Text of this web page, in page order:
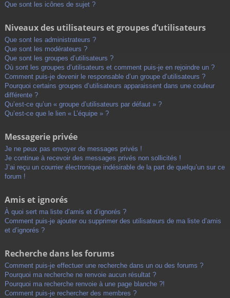
Que sont les icônes de sujet ?
Niveaux des utilisateurs et groupes d’utilisateurs
Que sont les administrateurs ?
Que sont les modérateurs ?
Que sont les groupes d’utilisateurs ?
Où sont les groupes d’utilisateurs et comment puis-je en rejoindre un ?
Comment puis-je devenir le responsable d’un groupe d’utilisateurs ?
Pourquoi certains groupes d’utilisateurs apparaissent dans une couleur
différente ?
Qu’est-ce qu’un « groupe d’utilisateurs par défaut » ?
Qu’est-ce que le lien « L’équipe » ?
Messagerie privée
Je ne peux pas envoyer de messages privés !
Je continue à recevoir des messages privés non sollicités !
J’ai reçu un courrier électronique indésirable de la part de quelqu’un sur ce
forum !
Amis et ignorés
À quoi sert ma liste d’amis et d’ignorés ?
Comment puis-je ajouter ou supprimer des utilisateurs de ma liste d’amis
et d’ignorés ?
Recherche dans les forums
Comment puis-je effectuer une recherche dans un ou des forums ?
Pourquoi ma recherche ne renvoie aucun résultat ?
Pourquoi ma recherche renvoie à une page blanche ?!
Comment puis-je rechercher des membres ?